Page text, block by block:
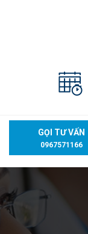
GỌI TƯ VẤN
0967571166